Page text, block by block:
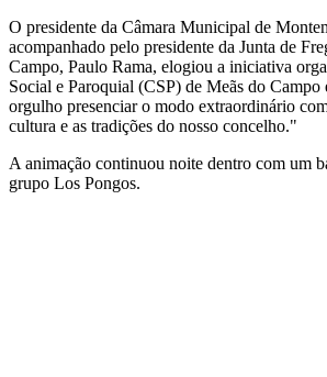
O presidente da Câmara Municipal de
acompanhado pelo presidente da Junta de
Campo, Paulo Rama, elogiou a iniciativa
Social e Paroquial (CSP) de Meãs do Campo
orgulho presenciar o modo extraordinário
cultura e as tradições do nosso concelho."
A animação continuou noite dentro com um
grupo Los Pongos.